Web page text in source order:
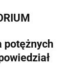
potężnych